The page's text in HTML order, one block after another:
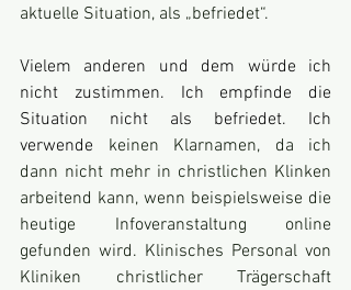
aktuelle Situation, als „befriedet“.
Vielem anderen und dem würde ich
nicht zustimmen. Ich empfinde die
Situation nicht als befriedet. Ich
verwende keinen Klarnamen, da ich
dann nicht mehr in christlichen Klinken
arbeitend kann, wenn beispielsweise die
heutige Infoveranstaltung online
gefunden wird. Klinisches Personal von
Kliniken christlicher Trägerschaft